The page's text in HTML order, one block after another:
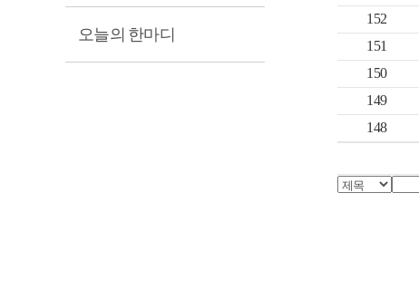
오늘의 한마디
152
151
150
149
148